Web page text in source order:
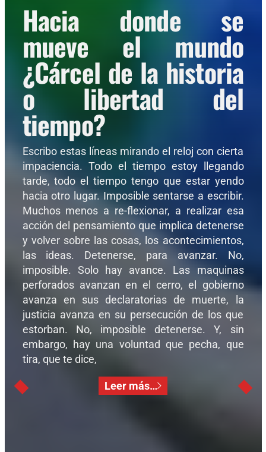
Hacia donde se
mueve el mundo
¿Cárcel de la historia
o libertad del
tiempo?
Escribo estas líneas mirando el reloj con cierta
impaciencia. Todo el tiempo estoy llegando
tarde, todo el tiempo tengo que estar yendo
hacia otro lugar. Imposible sentarse a escribir.
Muchos menos a re-flexionar, a realizar esa
acción del pensamiento que implica detenerse
y volver sobre las cosas, los acontecimientos,
las ideas. Detenerse, para avanzar. No,
imposible. Solo hay avance. Las maquinas
perforados avanzan en el cerro, el gobierno
avanza en sus declaratorias de muerte, la
justicia avanza en su persecución de los que
estorban. No, imposible detenerse. Y, sin
embargo, hay una voluntad que pecha, que
tira, que te dice,
Leer más…